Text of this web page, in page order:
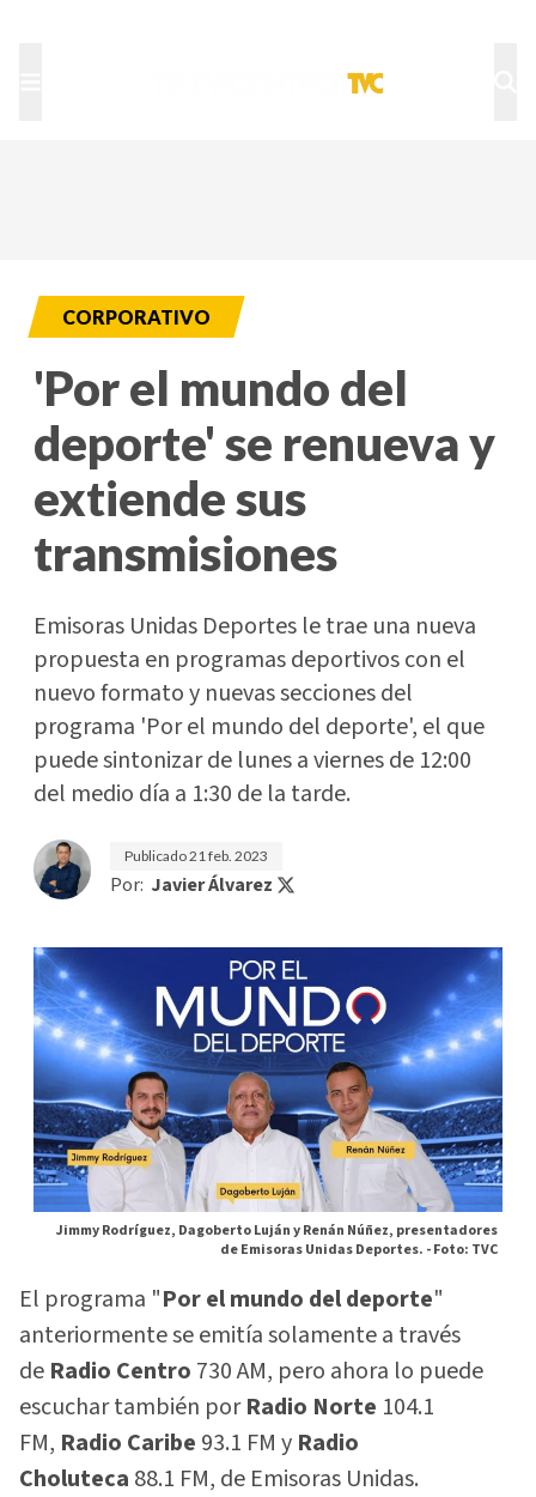
CORPORATIVO
'Por el mundo del
deporte' se renueva y
extiende sus
transmisiones
Emisoras Unidas Deportes le trae una nueva
propuesta en programas deportivos con el
nuevo formato y nuevas secciones del
programa 'Por el mundo del deporte', el que
puede sintonizar de lunes a viernes de 12:00
del medio día a 1:30 de la tarde.
Publicado21 feb. 2023
Por: Javier Álvarez
Jimmy Rodríguez, Dagoberto Luján y Renán Núñez, presentadores
de Emisoras Unidas Deportes. -Foto: TVC
El programa "Por el mundo del deporte"
anteriormente se emitía solamente a través
de Radio Centro 730 AM, pero ahora lo puede
escuchar también porRadio Norte 104.1
FM, Radio Caribe 93.1 FM y Radio
Choluteca 88.1 FM, de Emisoras Unidas.